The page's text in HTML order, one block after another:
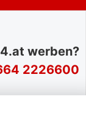
werben?
2226600